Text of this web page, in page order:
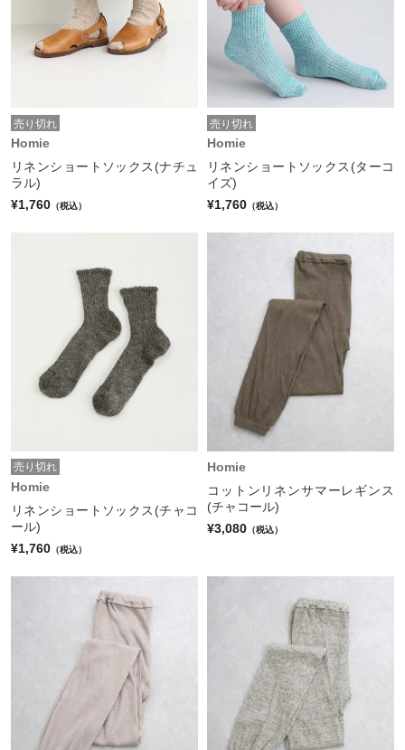
売り切れ
Homie
リネンショートソックス(ナチュ
ラル)
¥1,760 （税込）
売り切れ
Homie
リネンショートソックス(ターコ
イズ)
¥1,760 （税込）
売り切れ
Homie
リネンショートソックス(チャコ
ール)
¥1,760 （税込）
Homie
コットンリネンサマーレギンス
(チャコール)
¥3,080 （税込）